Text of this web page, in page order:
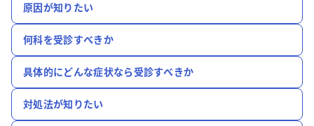
原因が知りたい
何科を受診すべきか
具体的にどんな症状なら受診すべきか
対処法が知りたい